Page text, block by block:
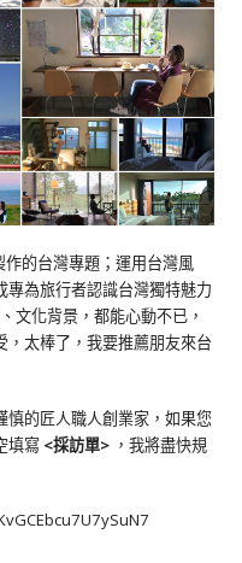
作的台灣專題；運用台灣風
專為旅行者認識台灣獨特魅力
文化背景，都能心動不已，
，太棒了，我要推薦朋友來台
慎的匠人職人創業家，如果您
填寫 <採訪單> ，我將盡快規